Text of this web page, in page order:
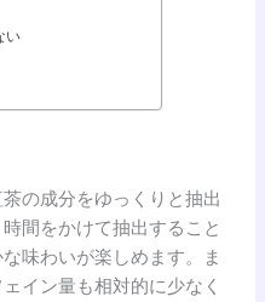
い
の成分をゆっくりと抽出
間をかけて抽出すること
味わいが楽しめます。ま
イン量も相対的に少なく